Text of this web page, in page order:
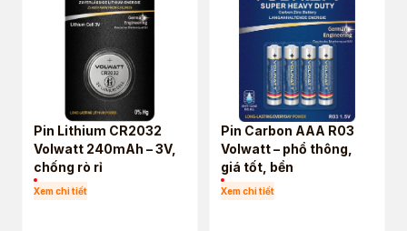
Pin Lithium CR2032
Volwatt 240mAh – 3V,
chống rò rỉ
Xem chi tiết
Pin Carbon AAA R03
Volwatt – phổ thông,
giá tốt, bền
Xem chi tiết